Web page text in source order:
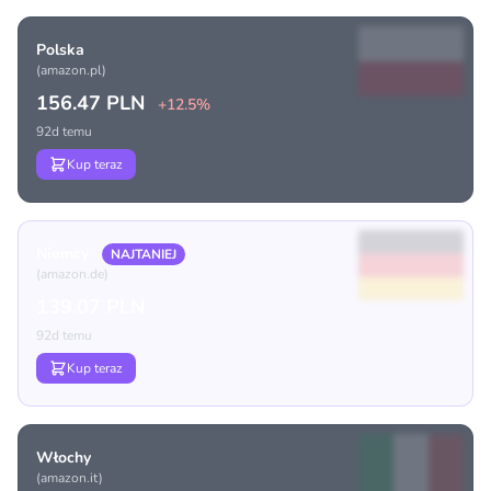
Polska
(amazon.pl)
156.47 PLN +12.5%
92d temu
Kup teraz
NAJTANIEJ
(amazon.de)
92d temu
Kup teraz
Włochy
(amazon.it)